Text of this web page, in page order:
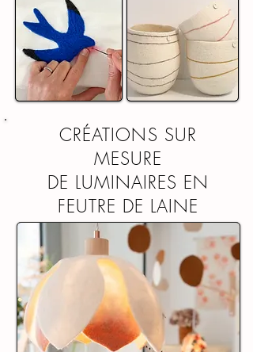
CRÉATIONS SUR
MESURE
DE LUMINAIRES EN
FEUTRE DE LAINE